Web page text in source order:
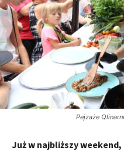
Pejzaże
Już w najbliższy